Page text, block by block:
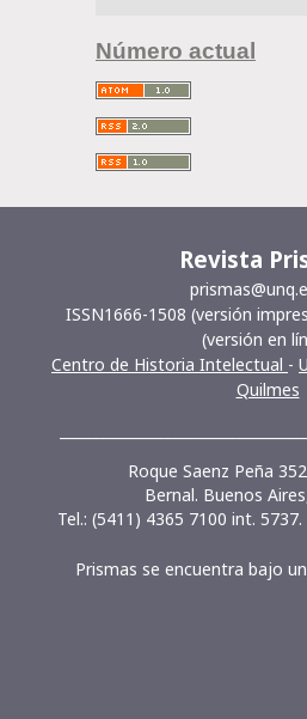
Número actual
Revista
ISSN1666-1508 (versión
(versión en
Centro de Historia Intelectual -
Quilmes
Roque Saenz Peña
Bernal. Buenos
Tel.: (5411) 4365 7100 int.
Prismas se encuentra bajo